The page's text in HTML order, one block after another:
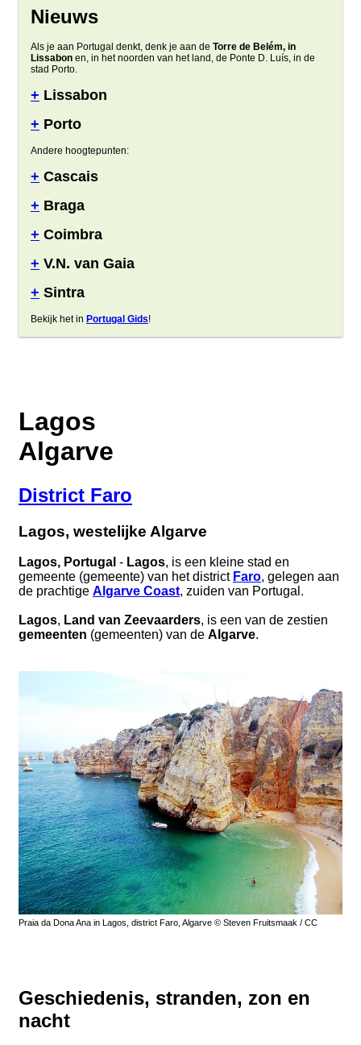
Nieuws
Als je aan Portugal denkt, denk je aan de Torre de Belém, in
Lissabon en, in het noorden van het land, de Ponte D. Luís, in de
stad Porto.
+ Lissabon
+ Porto
Andere hoogtepunten:
+ Cascais
+ Braga
+ Coimbra
+ V.N. van Gaia
+ Sintra
Bekijk het in Portugal Gids!
Lagos
Algarve
District Faro
Lagos, westelijke Algarve
Lagos, Portugal - Lagos, is een kleine stad en
gemeente (gemeente) van het district Faro, gelegen aan
de prachtige Algarve Coast, zuiden van Portugal.
Lagos, Land van Zeevaarders, is een van de zestien
gemeenten (gemeenten) van de Algarve.
Praia da Dona Ana in Lagos, district Faro, Algarve © Steven Fruitsmaak / CC
Geschiedenis, stranden, zon en
nacht